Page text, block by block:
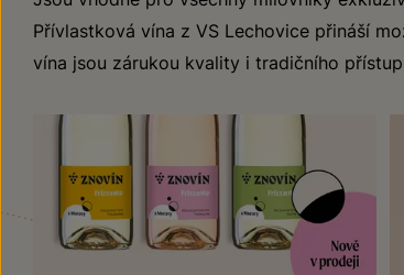
Přívlastková vína z VS Lechovice přináší
vína jsou zárukou kvality i tradičního